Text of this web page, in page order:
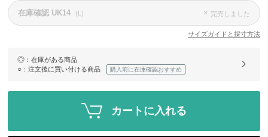
在庫確認 UK14 (L) × 完売しました
サイズガイドと採寸方法
◎ ：在庫がある商品
○ ：注文後に買い付ける商品 購入前に在庫確認おすすめ
カートに入れる